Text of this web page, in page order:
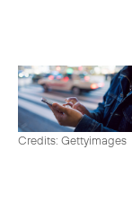
Credits: Gettyimages